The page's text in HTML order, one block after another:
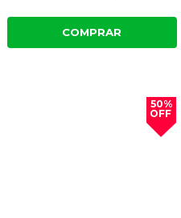
COMPRAR
50%
OFF